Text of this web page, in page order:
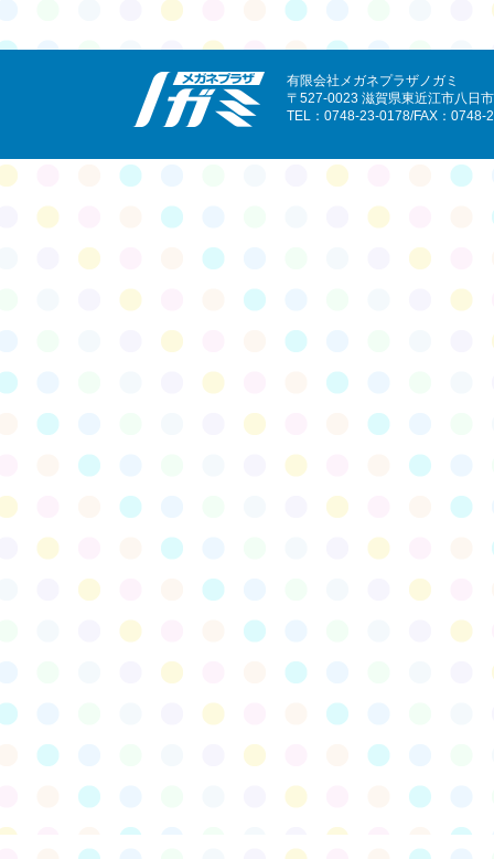
有限会社メガネプラザノガミ
〒527-0023 滋賀県東近江市八日
TEL：0748-23-0178/FAX：0748-